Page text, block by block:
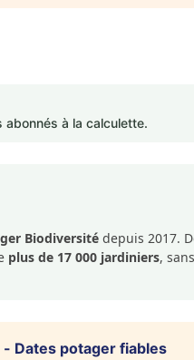
à la calculette.
Biodiversité depuis 2017.
plus de 17 000 jardiniers,
Dates potager fiables